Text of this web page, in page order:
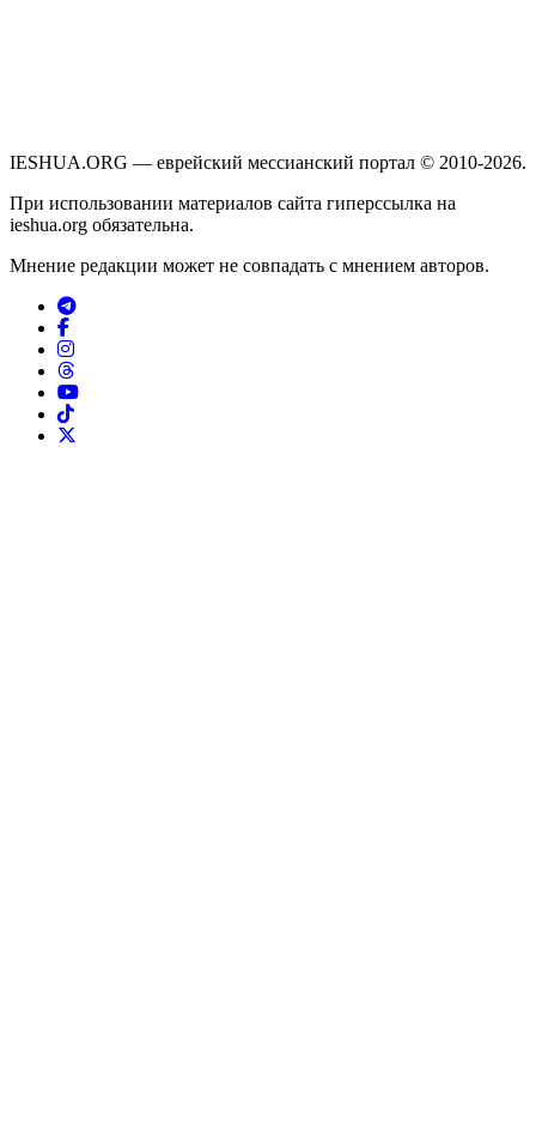
IESHUA.ORG — еврейский мессианский портал © 2010-2026.
При использовании материалов сайта гиперссылка на
ieshua.org обязательна.
Мнение редакции может не совпадать с мнением авторов.